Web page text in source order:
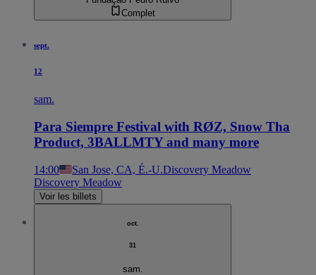
Complet
sept.
12
sam.
Para Siempre Festival with RØZ, Snow Tha
Product, 3BALLMTY and many more
14:00 San Jose, CA, É.-U.Discovery Meadow
Discovery Meadow
Voir les billets
oct.
31
sam.